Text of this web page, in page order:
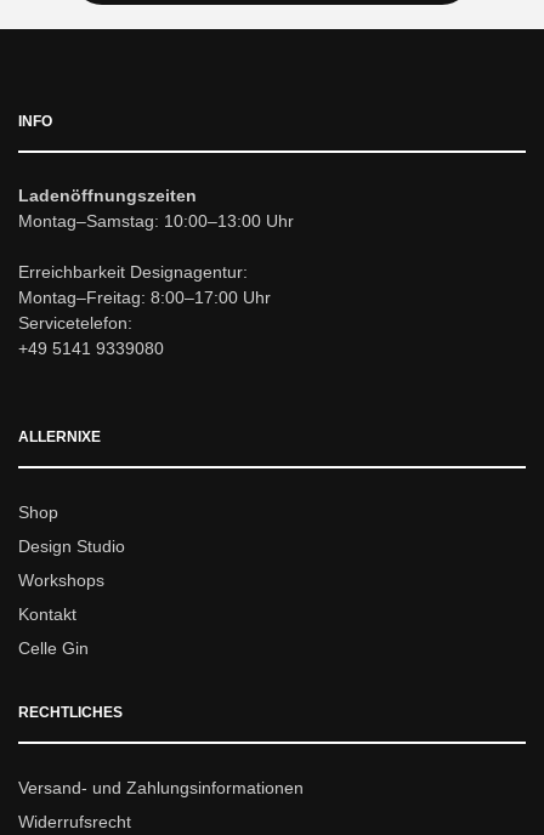
INFO
Ladenöffnungszeiten
Montag–Samstag: 10:00–13:00 Uhr
Erreichbarkeit Designagentur:
Montag–Freitag: 8:00–17:00 Uhr
Servicetelefon:
+49 5141 9339080
ALLERNIXE
Shop
Design Studio
Workshops
Kontakt
Celle Gin
RECHTLICHES
Versand- und Zahlungsinformationen
Widerrufsrecht